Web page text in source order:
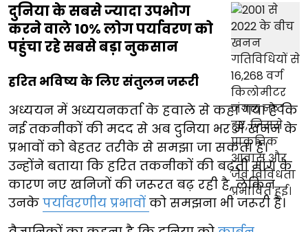
दुनिया के सबसे ज्यादा उपभोग
करने वाले 10% लोग पर्यावरण को
पहुंचा रहे सबसे बड़ा नुकसान
हरित भविष्य के लिए संतुलन जरूरी
अध्ययन में अध्ययनकर्ता के हवाले से कहा गया है कि
नई तकनीकों की मदद से अब दुनिया भर में खनन के
प्रभावों को बेहतर तरीके से समझा जा सकता है।
उन्होंने बताया कि हरित तकनीकों की बढ़ती मांग के
कारण नए खनिजों की जरूरत बढ़ रही है, लेकिन
उनके पर्यावरणीय प्रभावों को समझना भी जरूरी है।